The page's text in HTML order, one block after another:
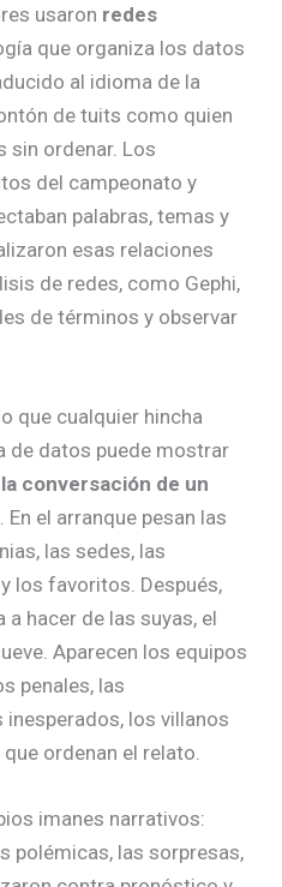
usaron redes
que organiza los datos
al idioma de la
de tuits como quien
sin ordenar. Los
del campeonato y
palabras, temas y
esas relaciones
de redes, como Gephi,
de términos y observar
que cualquier hincha
de datos puede mostrar
la conversación de un
. En el arranque pesan las
las sedes, las
los favoritos. Después,
hacer de las suyas, el
Aparecen los equipos
penales, las
los villanos
ordenan el relato.
imanes narrativos:
polémicas, las sorpresas,